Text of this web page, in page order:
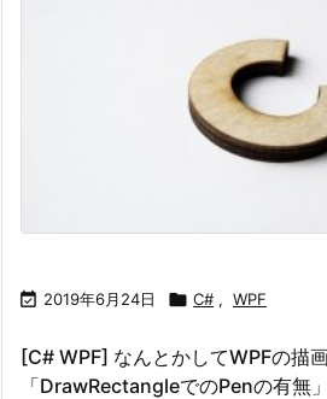
 2019年6月24日  C# , WPF
[C# WPF] なんとかしてWPFの描
「DrawRectangleでのPenの有無」